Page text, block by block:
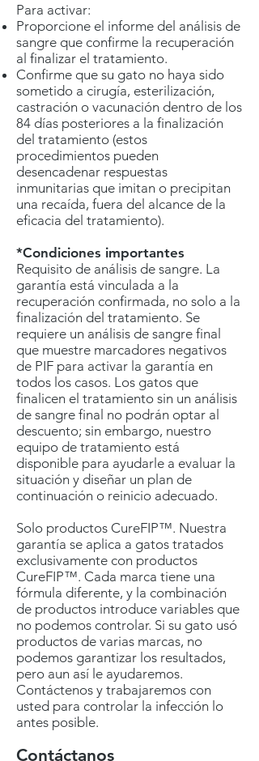
Para activar:
Proporcione el informe del análisis de
sangre que confirme la recuperación
al finalizar el tratamiento.
Confirme que su gato no haya sido
sometido a cirugía, esterilización,
castración o vacunación dentro de los
84 días posteriores a la finalización
del tratamiento (estos
procedimientos pueden
desencadenar respuestas
inmunitarias que imitan o precipitan
una recaída, fuera del alcance de la
eficacia del tratamiento).
*Condiciones importantes
Requisito de análisis de sangre. La
garantía está vinculada a la
recuperación confirmada, no solo a la
finalización del tratamiento. Se
requiere un análisis de sangre final
que muestre marcadores negativos
de PIF para activar la garantía en
todos los casos. Los gatos que
finalicen el tratamiento sin un análisis
de sangre final no podrán optar al
descuento; sin embargo, nuestro
equipo de tratamiento está
disponible para ayudarle a evaluar la
situación y diseñar un plan de
continuación o reinicio adecuado.
Solo productos CureFIP™. Nuestra
garantía se aplica a gatos tratados
exclusivamente con productos
CureFIP™. Cada marca tiene una
fórmula diferente, y la combinación
de productos introduce variables que
no podemos controlar. Si su gato usó
productos de varias marcas, no
podemos garantizar los resultados,
pero aun así le ayudaremos.
Contáctenos y trabajaremos con
usted para controlar la infección lo
antes posible.
Contáctanos